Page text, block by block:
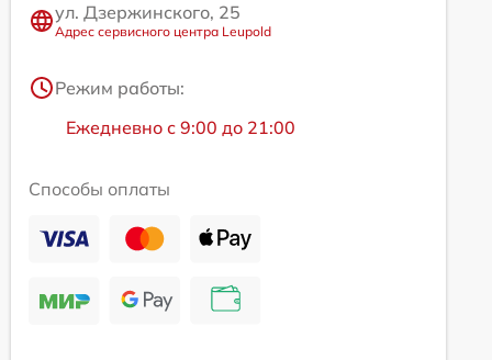
ул. Дзержинского, 25
Адрес сервисного центра Leupold
Режим работы:
Ежедневно с 9:00 до 21:00
Способы оплаты